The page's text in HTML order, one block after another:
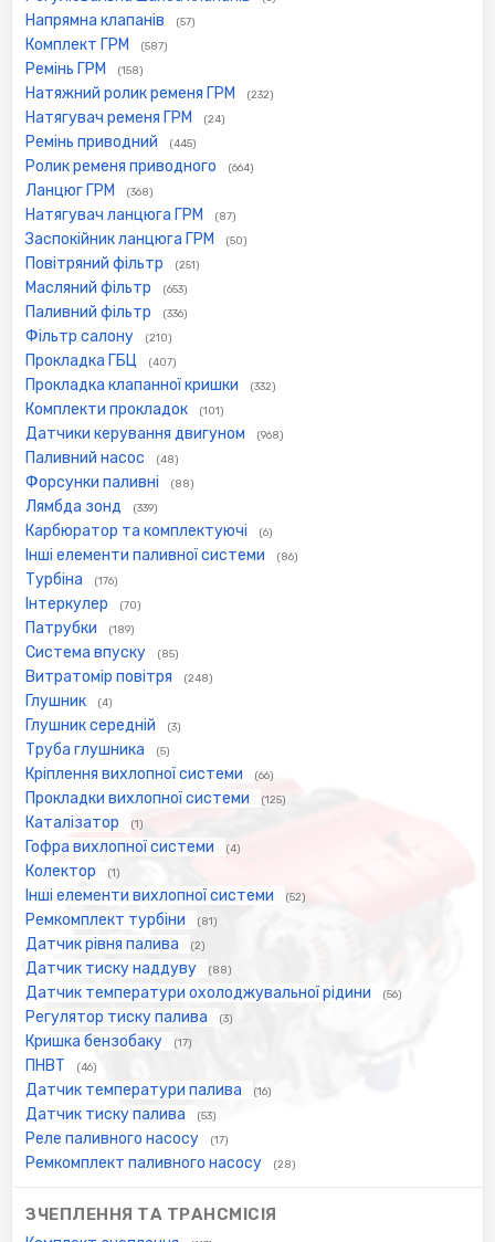
Напрямна клапанів (57)
Комплект ГРМ (587)
Ремінь ГРМ (158)
Натяжний ролик ременя ГРМ (232)
Натягувач ременя ГРМ (24)
Ремінь приводний (445)
Ролик ременя приводного (664)
Ланцюг ГРМ (368)
Натягувач ланцюга ГРМ (87)
Заспокійник ланцюга ГРМ (50)
Повітряний фільтр (251)
Масляний фільтр (653)
Паливний фільтр (336)
Фільтр салону (210)
Прокладка ГБЦ (407)
Прокладка клапанної кришки (332)
Комплекти прокладок (101)
Датчики керування двигуном (968)
Паливний насос (48)
Форсунки паливні (88)
Лямбда зонд (339)
Карбюратор та комплектуючі (6)
Інші елементи паливної системи (86)
Турбіна (176)
Інтеркулер (70)
Патрубки (189)
Система впуску (85)
Витратомір повітря (248)
Глушник (4)
Глушник середній (3)
Труба глушника (5)
Кріплення вихлопної системи (66)
Прокладки вихлопної системи (125)
Каталізатор (1)
Гофра вихлопної системи (4)
Колектор (1)
Інші елементи вихлопної системи (52)
Ремкомплект турбіни (81)
Датчик рівня палива (2)
Датчик тиску наддуву (88)
Датчик температури охолоджувальної рідини (56)
Регулятор тиску палива (3)
Кришка бензобаку (17)
ПНВТ (46)
Датчик температури палива (16)
Датчик тиску палива (53)
Реле паливного насосу (17)
Ремкомплект паливного насосу (28)
ЗЧЕПЛЕННЯ ТА ТРАНСМІСІЯ